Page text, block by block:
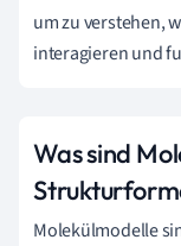
um zu verstehen,
interagieren und
Was sind
Molekülmodelle